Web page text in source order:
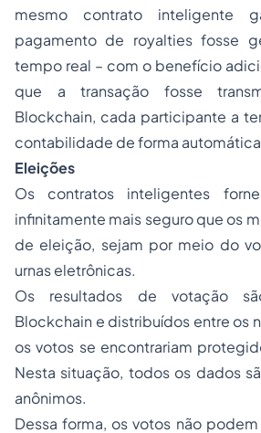
mesmo contrato inteligente
pagamento de royalties fosse
tempo real – com o benefício
que a transação fosse
Blockchain, cada participante a
contabilidade de forma
Eleições
Os contratos inteligentes
infinitamente mais seguro que os
de eleição, sejam por meio do
urnas eletrônicas.
Os resultados de votação
Blockchain e distribuídos entre os
os votos se encontrariam
Nesta situação, todos os dados
anônimos.
Dessa forma, os votos não